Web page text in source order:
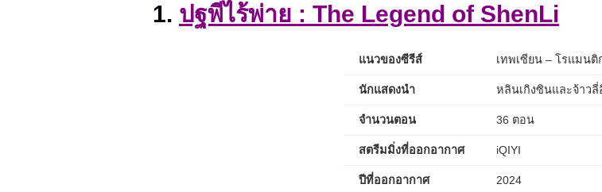
1. ปฐพีไร้พ่าย : The Legend of ShenLi
แนวของซีรีส์ เทพเซียน – โรแมน
นักแสดงนำ หลินเกิงซินและจ้าวลี่
จำนวนตอน 36 ตอน
สตรีมมิ่งที่ออกอากาศ iQIYI
ปีที่ออกอากาศ 2024